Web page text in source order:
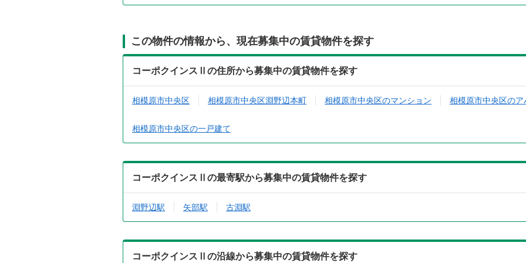
この物件の情報から、現在募集中の賃貸物件を探す
コーポクインスⅡの住所から募集中の賃貸物件を探す
相模原市中央区 相模原市中央区淵野辺本町 相模原市中央区のマンション 相模原市中央区のア
相模原市中央区の一戸建て
コーポクインスⅡの最寄駅から募集中の賃貸物件を探す
淵野辺駅 矢部駅 古淵駅
コーポクインスⅡの沿線から募集中の賃貸物件を探す